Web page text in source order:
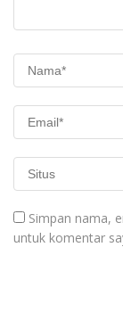
Simpan nama,
untuk komentar